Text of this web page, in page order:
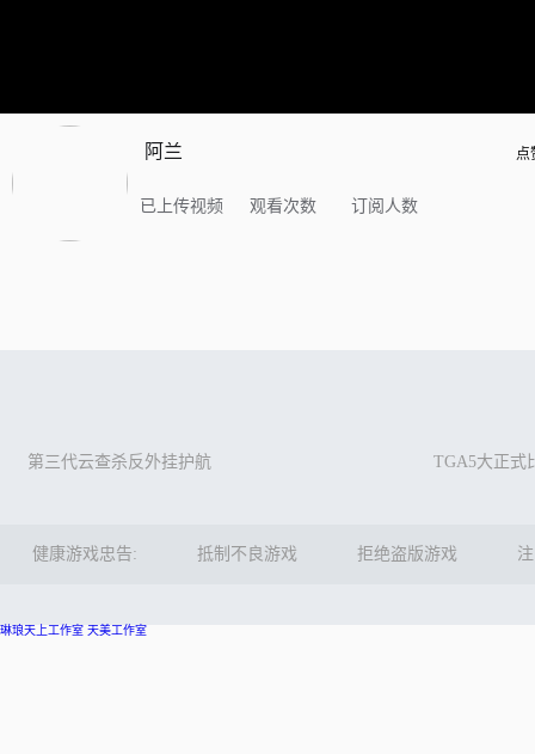
阿兰
已上传视频 观看次数 订阅人数
点
第三代云查杀反外挂护航 TGA5大正式
健康游戏忠告: 抵制不良游戏 拒绝盗版游戏
琳琅天上工作室 天美工作室